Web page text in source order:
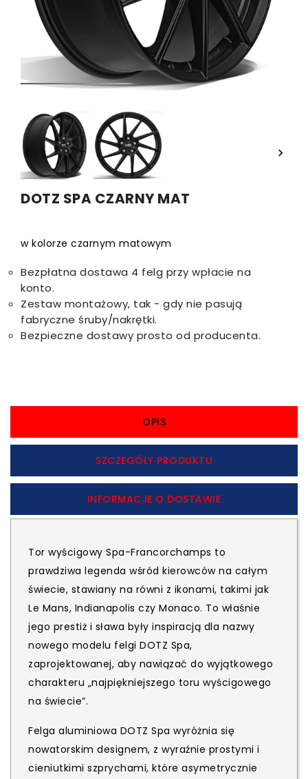
 
DOTZ SPA CZARNY MAT
w kolorze czarnym matowym
Bezpłatna dostawa 4 felg przy wpłacie na
konto.
Zestaw montażowy, tak - gdy nie pasują
fabryczne śruby/nakrętki.
Bezpieczne dostawy prosto od producenta.
OPIS
SZCZEGÓŁY PRODUKTU
INFORMACJE O DOSTAWIE
Tor wyścigowy Spa-Francorchamps to
prawdziwa legenda wśród kierowców na całym
świecie, stawiany na równi z ikonami, takimi jak
Le Mans, Indianapolis czy Monaco. To właśnie
jego prestiż i sława były inspiracją dla nazwy
nowego modelu felgi DOTZ Spa,
zaprojektowanej, aby nawiązać do wyjątkowego
charakteru „najpiękniejszego toru wyścigowego
na świecie”.
Felga aluminiowa DOTZ Spa wyróżnia się
nowatorskim designem, z wyraźnie prostymi i
cieniutkimi szprychami, które asymetrycznie